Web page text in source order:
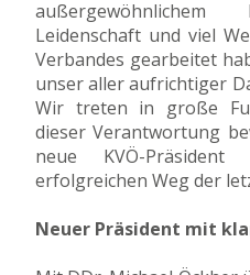
Leidenschaft und viel
Verbandes gearbeitet
unser aller aufrichtiger
Wir treten in große
dieser Verantwortung
neue KVÖ-
erfolgreichen Weg der
Neuer Präsident mit